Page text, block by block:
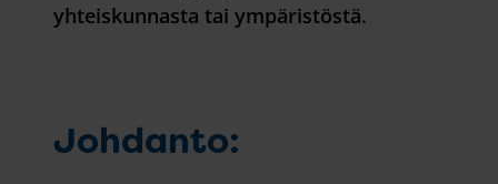
yhteiskunnasta tai ympäristöstä.
Johdanto: